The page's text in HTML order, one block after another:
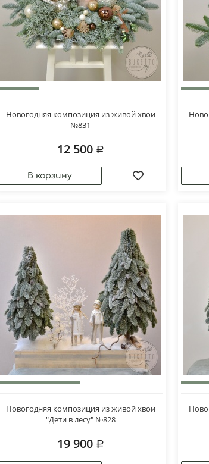
Новогодняя композиция из живой хвои
№831
12 500
Новогодняя композиция из живой хвои
"Дети в лесу" №828
19 900